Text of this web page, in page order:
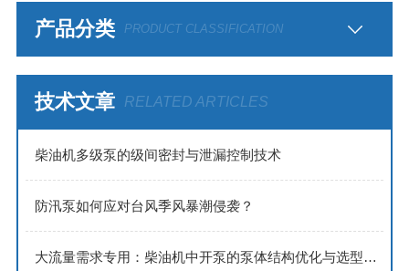
产品分类 PRODUCT CLASSIFICATION
技术文章 RELATED ARTICLES
​​柴油机多级泵的级间密封与泄漏控制技术​
防汛泵如何应对台风季风暴潮侵袭？
大流量需求专用：柴油机中开泵的泵体结构优化与选型策略